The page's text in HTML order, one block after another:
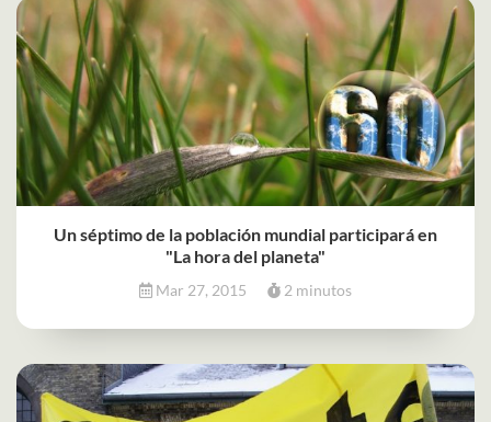
Un séptimo de la población mundial participará en
"La hora del planeta"
Mar 27, 2015 2 minutos